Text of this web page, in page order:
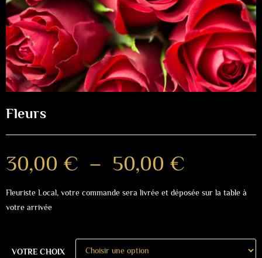
Fleurs
30,00 € – 50,00 €
Fleuriste Local, votre commande sera livrée et déposée sur la table à
votre arrivée
VOTRE CHOIX